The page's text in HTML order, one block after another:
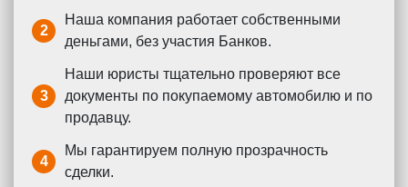
2
Наша компания работает собственными
деньгами, без участия Банков.
3
Наши юристы тщательно проверяют все
документы по покупаемому автомобилю и по
продавцу.
4
Мы гарантируем полную прозрачность
сделки.